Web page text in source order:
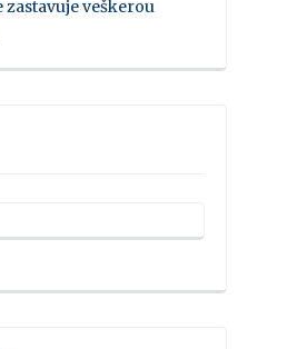
zastavuje veškerou